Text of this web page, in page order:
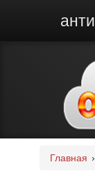
анти
Главная ›